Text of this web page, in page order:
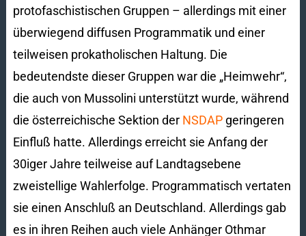
protofaschistischen Gruppen – allerdings mit einer
überwiegend diffusen Programmatik und einer
teilweisen prokatholischen Haltung. Die
bedeutendste dieser Gruppen war die „Heimwehr“,
die auch von Mussolini unterstützt wurde, während
die österreichische Sektion der NSDAPgeringeren
Einfluß hatte. Allerdings erreicht sie Anfang der
30iger Jahre teilweise auf Landtagsebene
zweistellige Wahlerfolge. Programmatisch vertaten
sie einen Anschluß an Deutschland. Allerdings gab
es in ihren Reihen auch viele Anhänger Othmar